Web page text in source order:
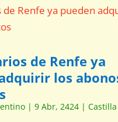
de Renfe ya
los
| 9 Abr, 2424|